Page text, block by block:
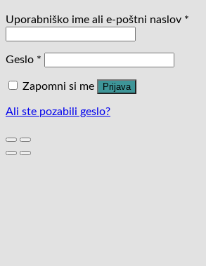
Uporabniško ime ali e-poštni naslov *
Geslo *
Zapomni si me Prijava
Ali ste pozabili geslo?